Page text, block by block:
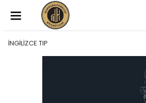
İNGİLİZCE TIP